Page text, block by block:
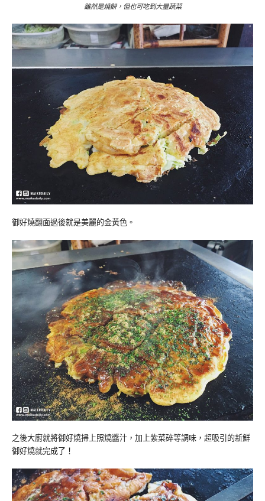
雖然是燒餅，但也可吃到大量蔬菜
御好燒翻面過後就是美麗的金黃色。
之後大廚就將御好燒掃上照燒醬汁，加上紫菜碎等調味，超吸引的新鮮
御好燒就完成了！